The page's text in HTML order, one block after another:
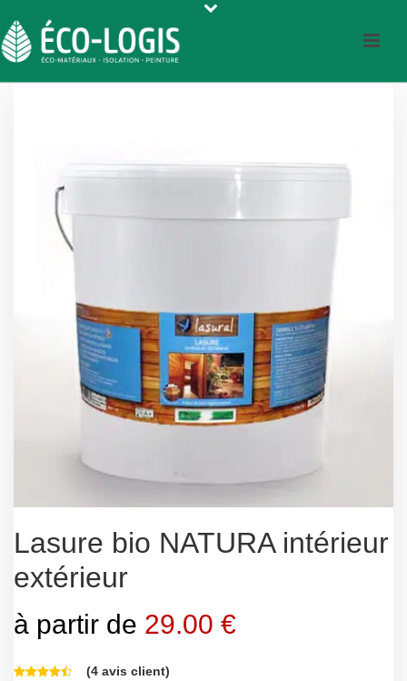
Lasure bio NATURA intérieur
extérieur
à partir de 29.00 €
(4avis client)